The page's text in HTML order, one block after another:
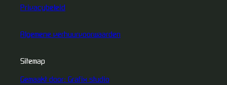
Privacybeleid
Algemene verhuurvoorwaarden
Sitemap
Gemaakt door: Grafix studio